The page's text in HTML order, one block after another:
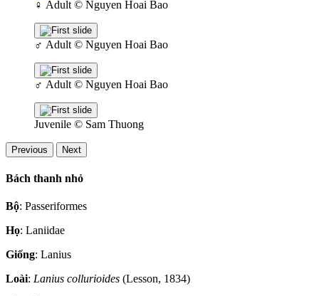
♀ Adult © Nguyen Hoai Bao
♂ Adult © Nguyen Hoai Bao
♂ Adult © Nguyen Hoai Bao
Juvenile © Sam Thuong
Previous Next
Bách thanh nhỏ
Bộ: Passeriformes
Họ: Laniidae
Giống: Lanius
Loài: Lanius collurioides (Lesson, 1834)